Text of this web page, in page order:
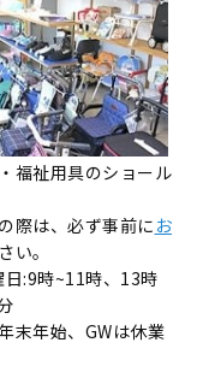
福祉用具のショール
際は、必ず事前に お
い。
日:9時~11時、13時
末年始、GWは休業